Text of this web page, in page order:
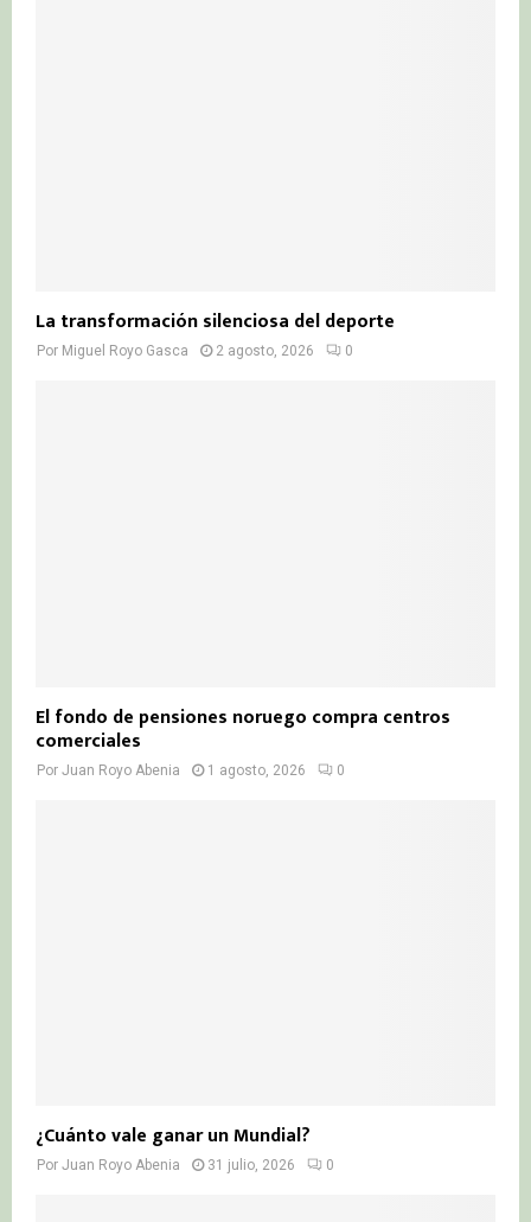
La transformación silenciosa del deporte
Por Miguel Royo Gasca 2 agosto, 2026 0
El fondo de pensiones noruego compra centros
comerciales
Por Juan Royo Abenia 1 agosto, 2026 0
¿Cuánto vale ganar un Mundial?
Por Juan Royo Abenia 31 julio, 2026 0